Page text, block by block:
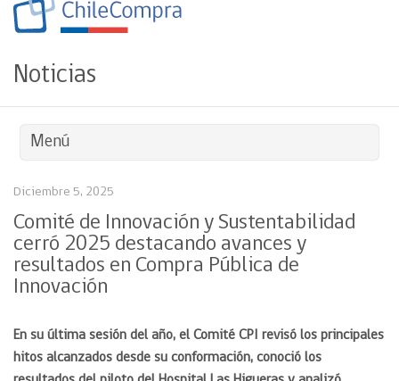
Noticias
Menú
Diciembre 5, 2025
Comité de Innovación y Sustentabilidad
cerró 2025 destacando avances y
resultados en Compra Pública de
Innovación
En su última sesión del año, el Comité CPI revisó los principales
hitos alcanzados desde su conformación, conoció los